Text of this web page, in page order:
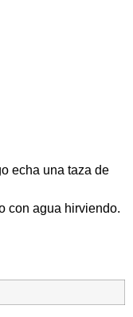
echa una taza de
con agua hirviendo.